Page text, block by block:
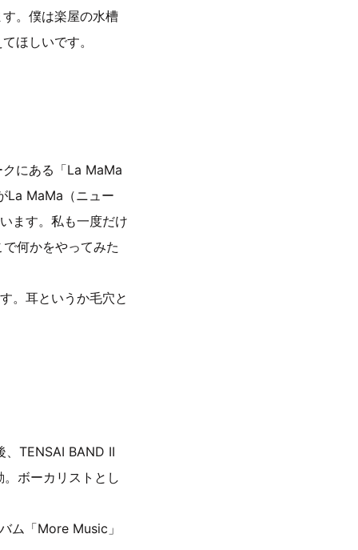
。僕は楽屋の水槽
ほしいです。
にある「La MaMa
La MaMa（ニュー
ます。私も一度だけ
何かをやってみた
。耳というか毛穴と
、TENSAI BAND II
ボーカリストとし
ム「More Music」